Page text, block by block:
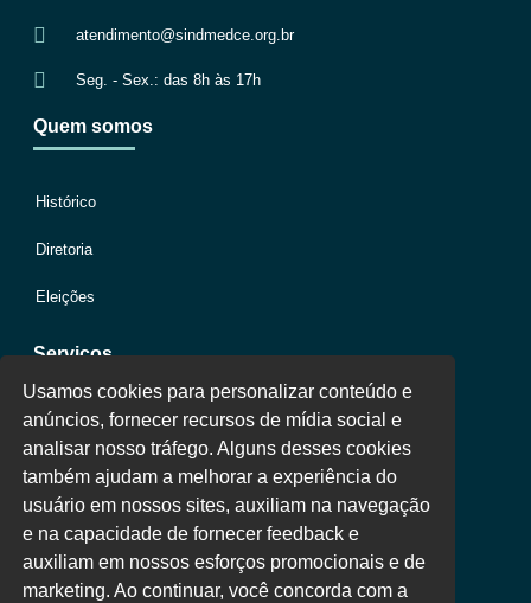
atendimento@sindmedce.org.br
Seg. - Sex.: das 8h às 17h
Quem somos
Histórico
Diretoria
Eleições
Serviços
Jurídico
Oportunidades
Clube de Vantagens
Área Colaborador
Usamos cookies para personalizar conteúdo e
anúncios, fornecer recursos de mídia social e
analisar nosso tráfego. Alguns desses cookies
também ajudam a melhorar a experiência do
usuário em nossos sites, auxiliam na navegação
e na capacidade de fornecer feedback e
auxiliam em nossos esforços promocionais e de
marketing. Ao continuar, você concorda com a